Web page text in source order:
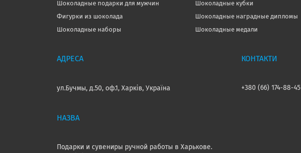
Шоколадные подарки для мужчин
Фигурки из шоколада
Шоколадные наборы
Шоколадные кубки
Шоколадные наградные дипломы
Шоколадные медали
ул.Бучмы, д.50, оф.1, Харків, Україна
Подарки и сувениры ручной работы в Харькове.
+380 (66) 174-88-45